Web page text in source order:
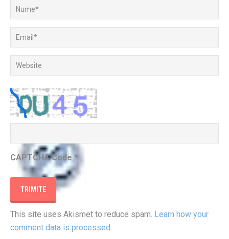
CAPTCHA Code *
This site uses Akismet to reduce spam. Learn how your
comment data is processed